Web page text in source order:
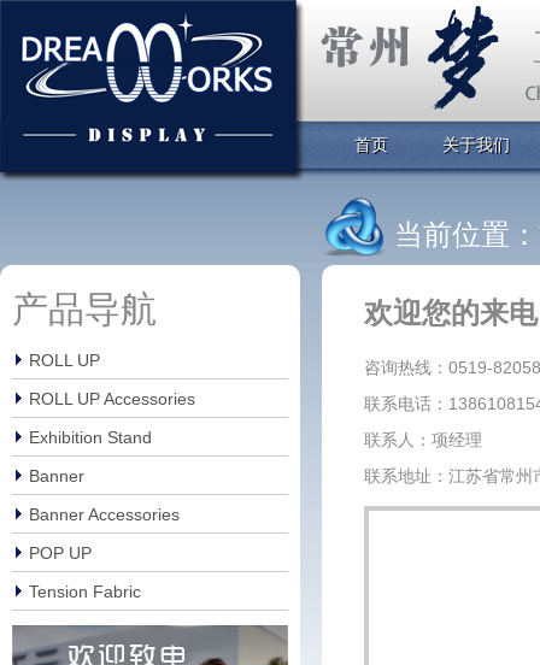
首页 关于我们
产品导航
ROLL UP
ROLL UP Accessories
Exhibition Stand
Banner
Banner Accessories
POP UP
Tension Fabric
当前位置：
欢迎您的来电
咨询热线：0519-
联系电话：
联系人：项经理
联系地址：江苏省常州